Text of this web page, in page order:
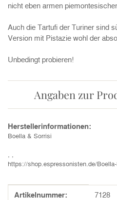
nicht eben armen
Auch die Tartufi der Turiner sind
Version mit Pistazie wohl der
Unbedingt probieren!
Angaben zur
Herstellerinformationen:
Boella & Sorrisi
, ,
https://shop.espressonisten.de/
Produkteigenschaft
Wert
Artikelnummer: 7128